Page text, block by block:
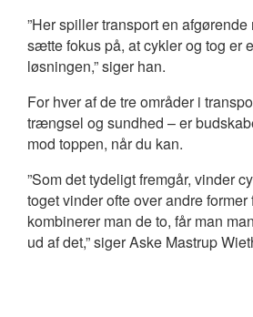
”Her spiller transport en
sætte fokus på, at cykler og tog er
løsningen,” siger han.
For hver af de tre områder i
trængsel og sundhed – er
mod toppen, når du kan.
”Som det tydeligt fremgår, vinder
toget vinder ofte over andre former
kombinerer man de to, får man
ud af det,” siger Aske Mastrup